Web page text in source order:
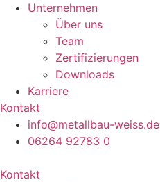
Unternehmen
Über uns
Team
Zertifizierungen
Downloads
Karriere
Kontakt
info@metallbau-weiss.de
06264 92783 0
Kontakt